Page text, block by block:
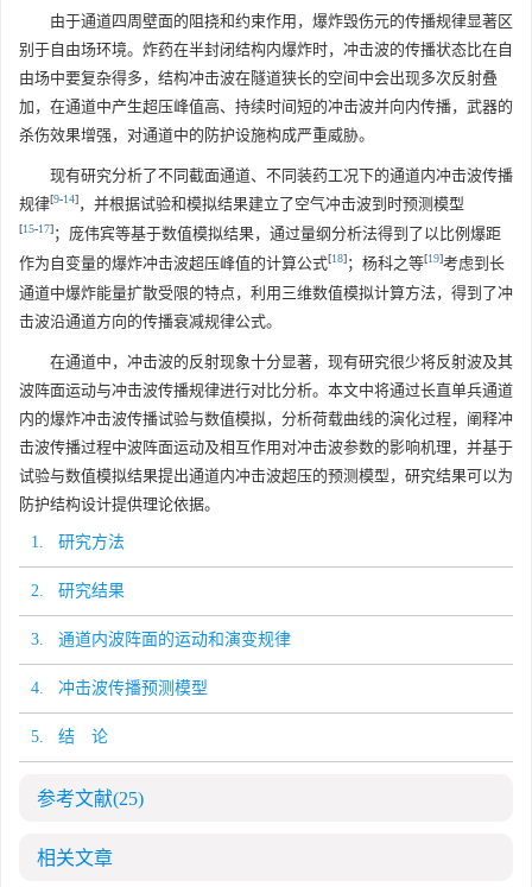
由于通道四周壁面的阻挠和约束作用，爆炸毁伤元的传播规律显著区
别于自由场环境。炸药在半封闭结构内爆炸时，冲击波的传播状态比在自
由场中要复杂得多，结构冲击波在隧道狭长的空间中会出现多次反射叠
加，在通道中产生超压峰值高、持续时间短的冲击波并向内传播，武器的
杀伤效果增强，对通道中的防护设施构成严重威胁。
现有研究分析了不同截面通道、不同装药工况下的通道内冲击波传播
规律[9-14]，并根据试验和模拟结果建立了空气冲击波到时预测模型
[15-17]；庞伟宾等基于数值模拟结果，通过量纲分析法得到了以比例爆距
作为自变量的爆炸冲击波超压峰值的计算公式[18]；杨科之等[19]考虑到长
通道中爆炸能量扩散受限的特点，利用三维数值模拟计算方法，得到了冲
击波沿通道方向的传播衰减规律公式。
在通道中，冲击波的反射现象十分显著，现有研究很少将反射波及其
波阵面运动与冲击波传播规律进行对比分析。本文中将通过长直单兵通道
内的爆炸冲击波传播试验与数值模拟，分析荷载曲线的演化过程，阐释冲
击波传播过程中波阵面运动及相互作用对冲击波参数的影响机理，并基于
试验与数值模拟结果提出通道内冲击波超压的预测模型，研究结果可以为
防护结构设计提供理论依据。
1. 研究方法
2. 研究结果
3. 通道内波阵面的运动和演变规律
4. 冲击波传播预测模型
5. 结 论
参考文献(25)
相关文章